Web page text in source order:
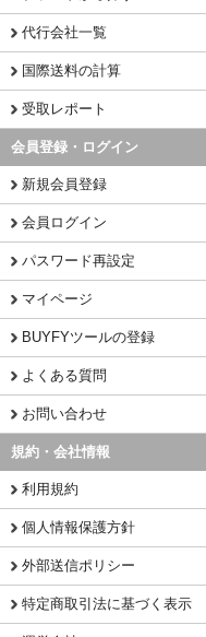
代行会社一覧
国際送料の計算
受取レポート
会員登録・ログイン
新規会員登録
会員ログイン
パスワード再設定
マイページ
BUYFYツールの登録
よくある質問
お問い合わせ
規約・会社情報
利用規約
個人情報保護方針
外部送信ポリシー
特定商取引法に基づく表示